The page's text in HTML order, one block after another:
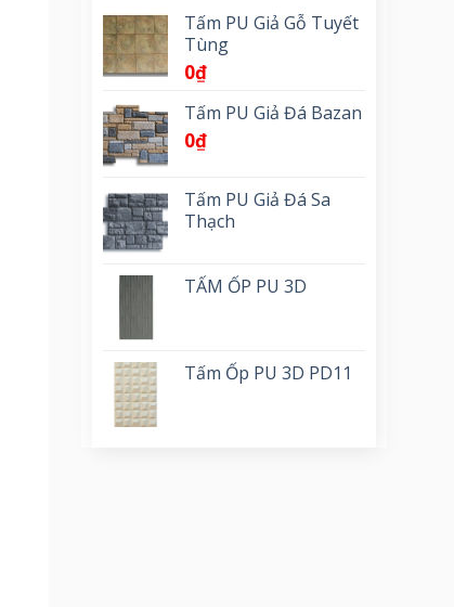
Tấm PU Giả Gỗ Tuyết
Tùng
0₫
Tấm PU Giả Đá Bazan
0₫
Tấm PU Giả Đá Sa
Thạch
TẤM ỐP PU 3D
Tấm Ốp PU 3D PD11